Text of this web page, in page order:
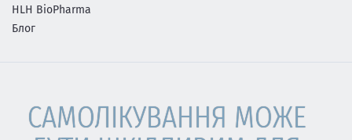
HLH BioPharma
Блог
САМОЛІКУВАННЯ МОЖЕ